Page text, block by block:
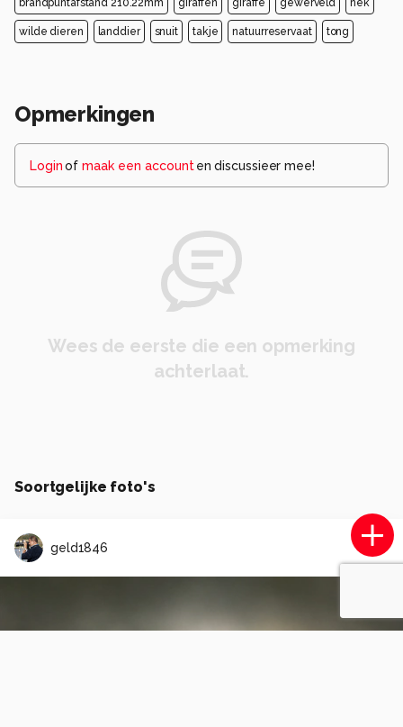
brandpuntafstand 210.22mm giraffen giraffe gewerveld nek
wilde dieren landdier snuit takje natuurreservaat tong
Opmerkingen
Loginof maak een account en discussieer mee!
Wees de eerste die een opmerking
achterlaat.
Soortgelijke foto's
geld1846